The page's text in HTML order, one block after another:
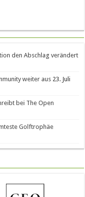
den Abschlag verändert
weiter aus 23. Juli
bei The Open
Golftrophäe